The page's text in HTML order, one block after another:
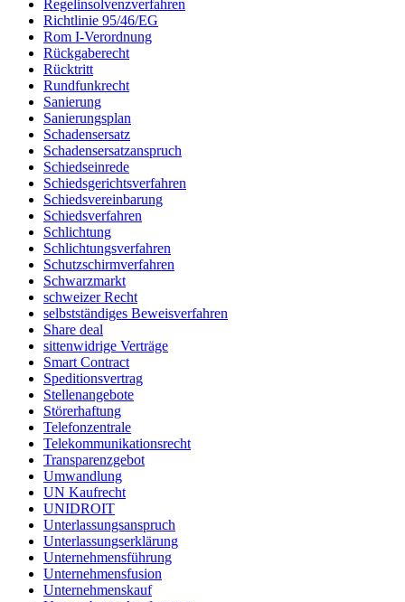
Regelinsolvenzverfahren
Richtlinie 95/46/EG
Rom I-Verordnung
Rückgaberecht
Rücktritt
Rundfunkrecht
Sanierung
Sanierungsplan
Schadensersatz
Schadensersatzanspruch
Schiedseinrede
Schiedsgerichtsverfahren
Schiedsvereinbarung
Schiedsverfahren
Schlichtung
Schlichtungsverfahren
Schutzschirmverfahren
Schwarzmarkt
schweizer Recht
selbstständiges Beweisverfahren
Share deal
sittenwidrige Verträge
Smart Contract
Speditionsvertrag
Stellenangebote
Störerhaftung
Telefonzentrale
Telekommunikationsrecht
Transparenzgebot
Umwandlung
UN Kaufrecht
UNIDROIT
Unterlassungsanspruch
Unterlassungserklärung
Unternehmensführung
Unternehmensfusion
Unternehmenskauf